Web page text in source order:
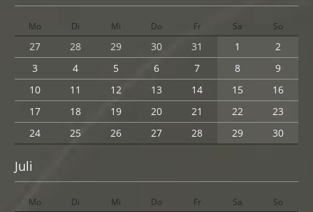
Mo Di Mi Do Fr Sa So
27 28 29 30 31 1
2
3
4 5 6 7 8
9
10
11 12 13 14 15
16
17
18 19 20 21 22
23
24
25 26 27 28 29 30
Juli
Mo Di Mi Do Fr Sa So